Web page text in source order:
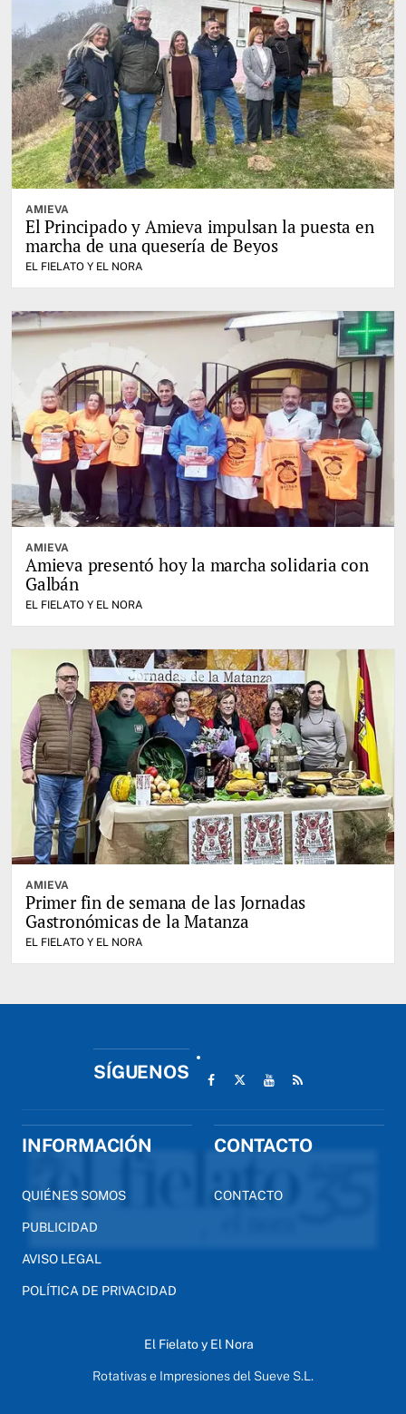
AMIEVA
El Principado y Amieva impulsan la puesta en
marcha de una quesería de Beyos
EL FIELATO Y EL NORA
AMIEVA
Amieva presentó hoy la marcha solidaria con
Galbán
EL FIELATO Y EL NORA
AMIEVA
Primer fin de semana de las Jornadas
Gastronómicas de la Matanza
EL FIELATO Y EL NORA
SÍGUENOS
INFORMACIÓN
QUIÉNES SOMOS
PUBLICIDAD
AVISO LEGAL
POLÍTICA DE PRIVACIDAD
CONTACTO
CONTACTO
El Fielato y El Nora
Rotativas e Impresiones del Sueve S.L.